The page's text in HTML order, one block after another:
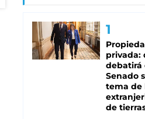
privada:
debatirá
Senado
tema de
de